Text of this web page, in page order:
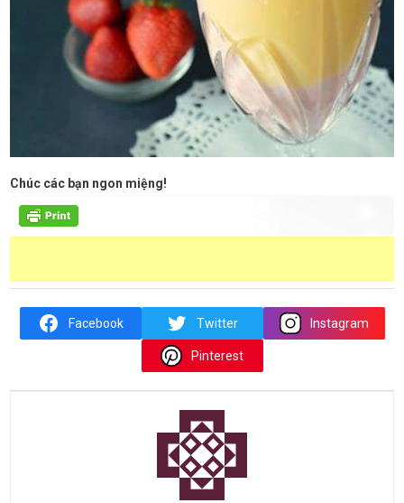
Chúc các bạn ngon miệng!
Facebook Twitter Instagram
Pinterest